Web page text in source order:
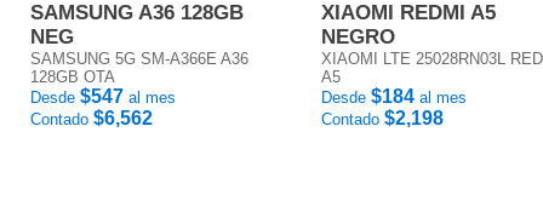
SAMSUNG A36 128GB
NEG
SAMSUNG 5G SM-A366E A36
128GB OTA
Desde $547 al mes
Contado $6,562
XIAOMI REDMI A5
NEGRO
XIAOMI LTE 25028RN03L
A5
Desde $184 al mes
Contado $2,198